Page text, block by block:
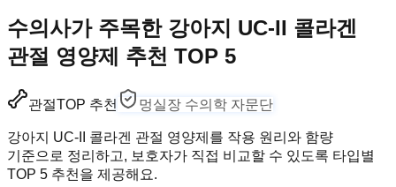
수의사가 주목한 강아지 UC-II 콜라겐
관절 영양제 추천 TOP 5
관절TOP 추천 멍실장 수의학 자문단
강아지 UC-II 콜라겐 관절 영양제를 작용 원리와 함량
기준으로 정리하고, 보호자가 직접 비교할 수 있도록 타입별
TOP 5 추천을 제공해요.